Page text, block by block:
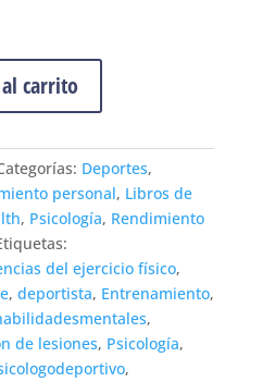
carrito
Deportes,
personal, Libros de
, Psicología, Rendimiento
del ejercicio físico,
, deportista, Entrenamiento,
,
de lesiones, Psicología,
,